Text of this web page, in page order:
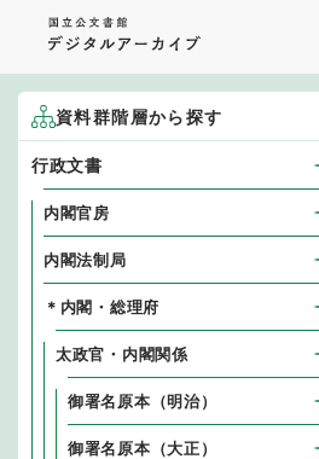
資料群階層から探す
行政文書
内閣官房
内閣法制局
＊内閣・総理府
太政官・内閣関係
御署名原本（明治）
御署名原本（大正）